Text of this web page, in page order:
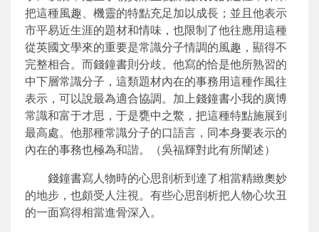
把這種風趣、機靈的特點充足加以成長；並且他表示
市平易近生涯的題材和情味，也限制了他往應用這種
從英國文學來的重要是常識分子情調的風趣，顯得不
完整相合。而錢鐘書則分歧。他寫的恰是他所熟習的
中下層常識分子，這類題材內在的事務用這種作風往
表示，可以說最為適合協調。加上錢鐘書小我的廣博
常識和富于才思，于是甕中之鱉，把這種特點施展到
最高處。他那種常識分子的口語言，同本身要表示的
內在的事務也極為和諧。（吳福輝對此有所闡述）
錢鐘書寫人物時的心思剖析到達了相當精緻奧妙
的地步，也頗受人注視。有些心思剖析把人物心坎丑
的一面寫得相當進骨深入。